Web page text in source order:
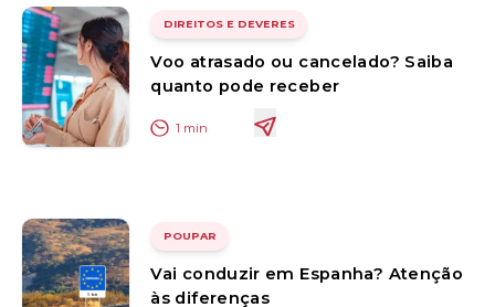
DIREITOS E DEVERES
Voo atrasado ou cancelado? Saiba
quanto pode receber
1 min
POUPAR
Vai conduzir em Espanha? Atenção
às diferenças